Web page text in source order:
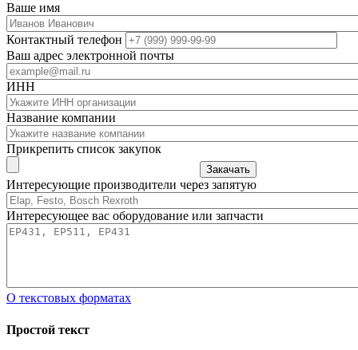
Ваше имя
Контактный телефон
Ваш адрес электронной почты
ИНН
Название компании
Прикрепить список закупок
Закачать
Интересующие производители через запятую
Интересующее вас оборудование или запчасти
О текстовых форматах
Простой текст